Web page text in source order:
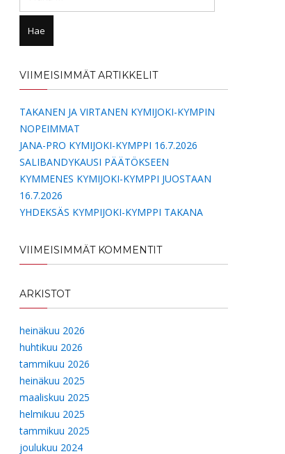
VIIMEISIMMÄT ARTIKKELIT
TAKANEN JA VIRTANEN KYMIJOKI-KYMPIN
NOPEIMMAT
JANA-PRO KYMIJOKI-KYMPPI 16.7.2026
SALIBANDYKAUSI PÄÄTÖKSEEN
KYMMENES KYMIJOKI-KYMPPI JUOSTAAN
16.7.2026
YHDEKSÄS KYMPIJOKI-KYMPPI TAKANA
VIIMEISIMMÄT KOMMENTIT
ARKISTOT
heinäkuu 2026
huhtikuu 2026
tammikuu 2026
heinäkuu 2025
maaliskuu 2025
helmikuu 2025
tammikuu 2025
joulukuu 2024